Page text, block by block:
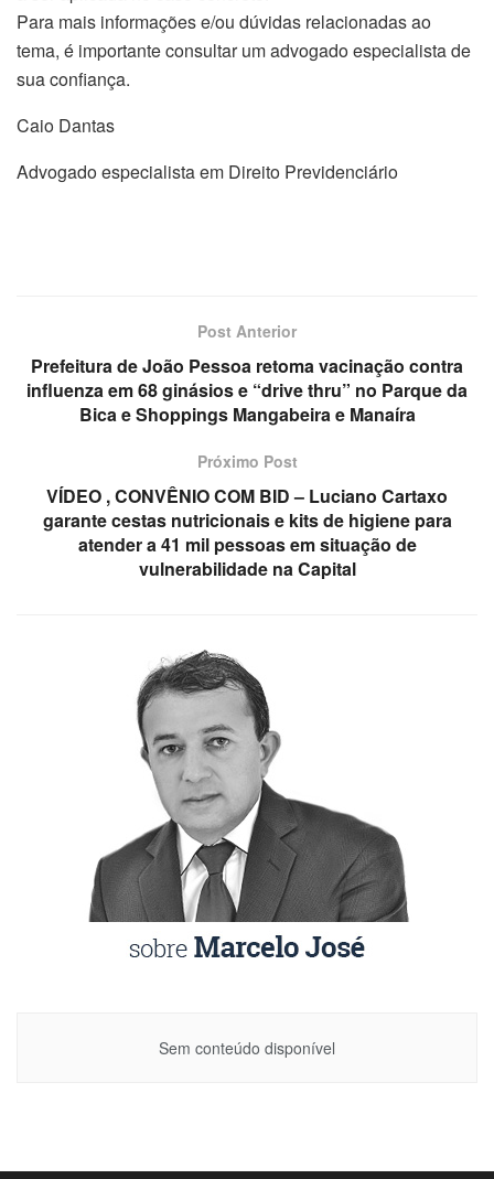
Para mais informações e/ou dúvidas relacionadas ao
tema, é importante consultar um advogado especialista de
sua confiança.
Caio Dantas
Advogado especialista em Direito Previdenciário
Post Anterior
Prefeitura de João Pessoa retoma vacinação contra
influenza em 68 ginásios e “drive thru” no Parque da
Bica e Shoppings Mangabeira e Manaíra
Próximo Post
VÍDEO , CONVÊNIO COM BID – Luciano Cartaxo
garante cestas nutricionais e kits de higiene para
atender a 41 mil pessoas em situação de
vulnerabilidade na Capital
Sem conteúdo disponível